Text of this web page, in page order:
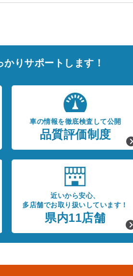
りサポートします！
車の情報を徹底検査して公開
品質評価制度
近いから安心、
多店舗でお取り扱いしています！
県内11店舗